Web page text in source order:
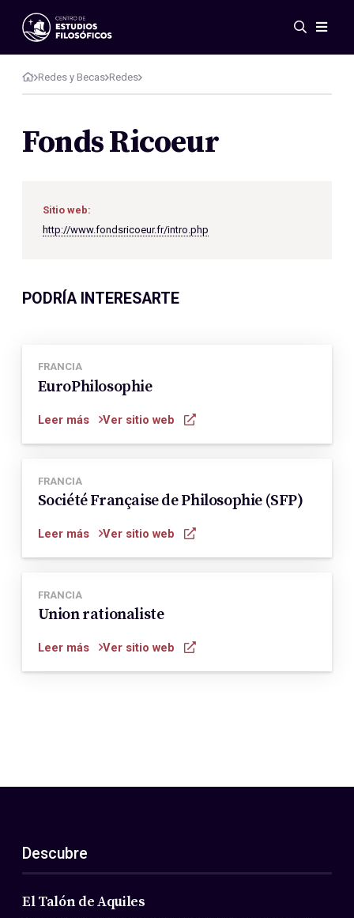
Eventos
Novedades
Investigación
Publicaciones
Acerca de nosotros
Miembros
Redes y Becas Redes
Fonds Ricoeur
Sitio web:
http://www.fondsricoeur.fr/intro.php
PODRÍA INTERESARTE
FRANCIA
EuroPhilosophie
Leer más Ver sitio web
FRANCIA
Société Française de Philosophie (SFP)
Leer más Ver sitio web
FRANCIA
Union rationaliste
Leer más Ver sitio web
Descubre
El Talón de Aquiles